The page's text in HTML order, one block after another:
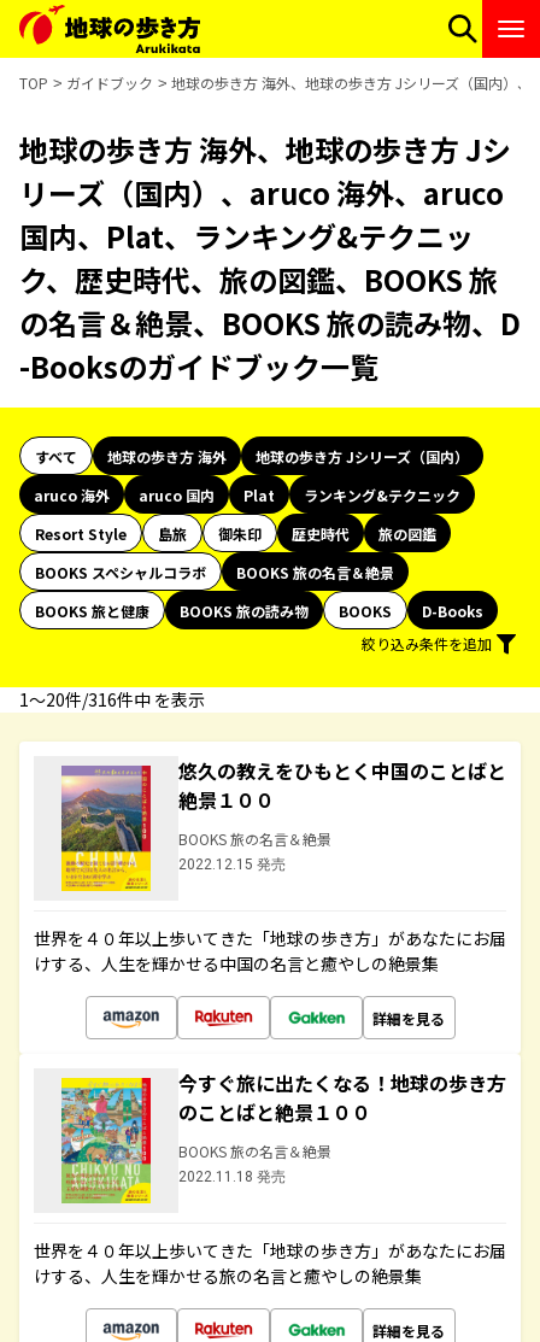
TOP ガイドブック 地球の歩き方 海外、地球の歩き方 Jシリーズ（国内）
地球の歩き方 海外、地球の歩き方 Jシ
リーズ（国内）、aruco 海外、aruco
国内、Plat、ランキング&テクニッ
ク、歴史時代、旅の図鑑、BOOKS 旅
の名言＆絶景、BOOKS 旅の読み物、D
-Booksのガイドブック一覧
すべて 地球の歩き方 海外
地球の歩き方 Jシリーズ（国内）
aruco 海外
aruco 国内 Plat
ランキング&テクニック
Resort Style
島旅 御朱印 歴史時代
旅の図鑑
BOOKS スペシャルコラボ
BOOKS 旅の名言＆絶景
BOOKS 旅と健康
BOOKS 旅の読み物 BOOKS
D-Books
絞り込み条件を追加
1〜20件/316件中 を表示
悠久の教えをひもとく中国のことばと
絶景１００
BOOKS 旅の名言＆絶景
2022.12.15 発売
世界を４０年以上歩いてきた「地球の歩き方」があなたにお届
けする、人生を輝かせる中国の名言と癒やしの絶景集
詳細を見る
今すぐ旅に出たくなる！地球の歩き方
のことばと絶景１００
BOOKS 旅の名言＆絶景
2022.11.18 発売
世界を４０年以上歩いてきた「地球の歩き方」があなたにお届
けする、人生を輝かせる旅の名言と癒やしの絶景集
詳細を見る